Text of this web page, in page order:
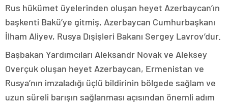
Rus hükümet üyelerinden oluşan heyet Azerbaycan’ın
başkenti Bakü’ye gitmiş, Azerbaycan Cumhurbaşkanı
İlham Aliyev, Rusya Dışişleri Bakanı Sergey Lavrov’dur.
Başbakan Yardımcıları Aleksandr Novak ve Aleksey
Overçuk oluşan heyet Azerbaycan, Ermenistan ve
Rusya’nın imzaladığı üçlü bildirinin bölgede sağlam ve
uzun süreli barışın sağlanması açısından önemli adım